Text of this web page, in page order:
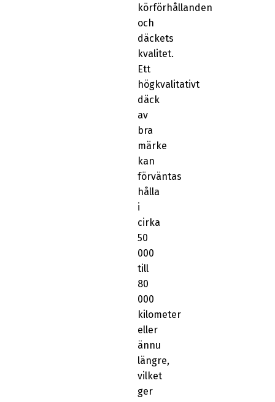
körförhållanden
och
däckets
kvalitet.
Ett
högkvalitativt
däck
av
bra
märke
kan
förväntas
hålla
i
cirka
50
000
till
80
000
kilometer
eller
ännu
längre,
vilket
ger